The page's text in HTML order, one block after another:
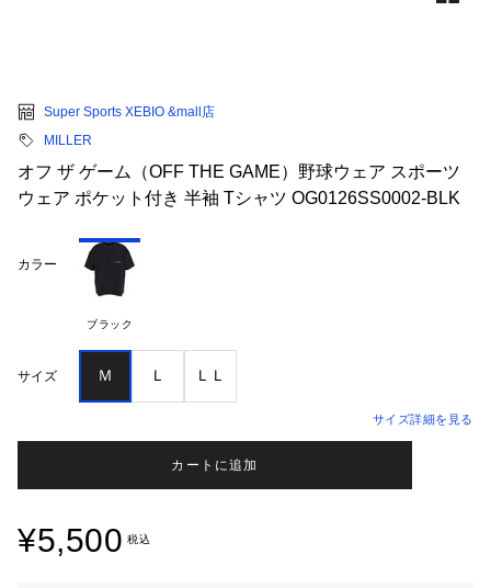
Super Sports XEBIO &mall店
MILLER
オフ ザ ゲーム（OFF THE GAME）野球ウェア スポーツ
ウェア ポケット付き 半袖 Tシャツ OG0126SS0002-BLK
カラー
ブラック
サイズ Ｍ Ｌ ＬＬ
サイズ詳細を見る
カートに追加
¥5,500 税込